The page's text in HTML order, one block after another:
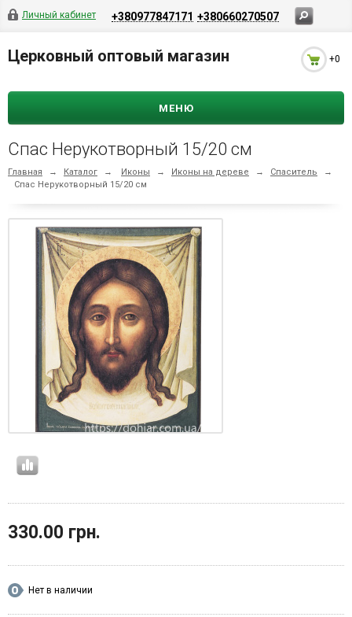
Личный кабинет +380977847171 +380660270507
Церковный оптовый магазин +0
МЕНЮ
Спас Нерукотворный 15/20 см
Главная → Каталог → Иконы → Иконы на дереве → Спаситель
→
Спас Нерукотворный 15/20 см
330.00 грн.
Нет в наличии